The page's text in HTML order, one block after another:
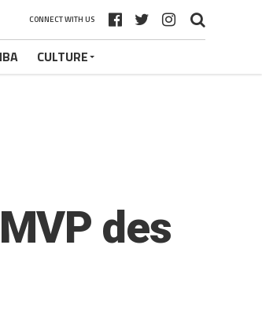
CONNECT WITH US
CULTURE
des